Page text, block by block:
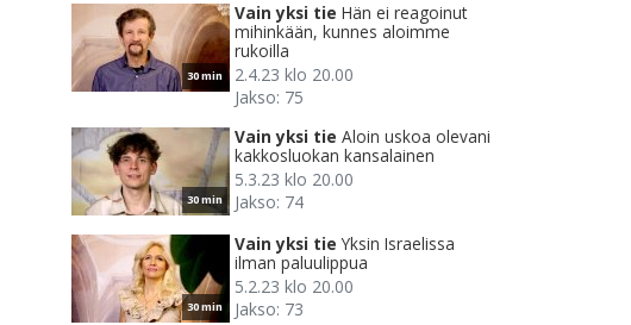
30 min
Vain yksi tie Hän ei reagoinut
mihinkään, kunnes aloimme
rukoilla
2.4.23 klo 20.00
Jakso: 75
30 min
Vain yksi tie Aloin uskoa olevani
kakkosluokan kansalainen
5.3.23 klo 20.00
Jakso: 74
30 min
Vain yksi tie Yksin Israelissa
ilman paluulippua
5.2.23 klo 20.00
Jakso: 73